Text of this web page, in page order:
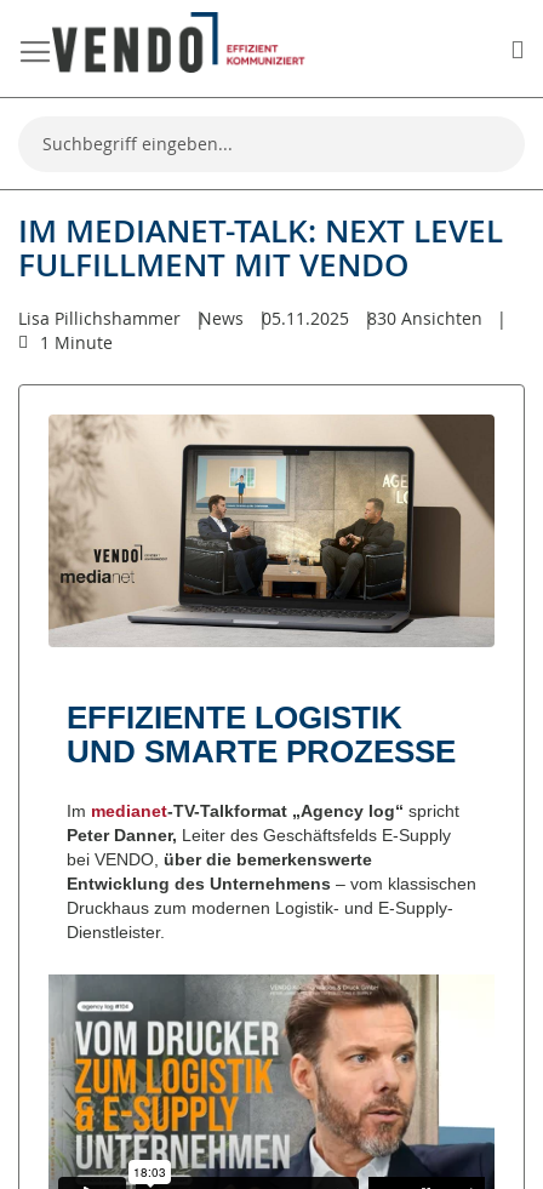
Suche
IM MEDIANET-TALK: NEXT LEVEL
FULFILLMENT MIT VENDO
Lisa Pillichshammer News 05.11.2025 830 Ansichten
1 Minute
EFFIZIENTE LOGISTIK
UND SMARTE PROZESSE
Im medianet-TV-Talkformat „Agency log“ spricht
Peter Danner, Leiter des Geschäftsfelds E-Supply
bei VENDO, über die bemerkenswerte
Entwicklung des Unternehmens – vom klassischen
Druckhaus zum modernen Logistik- und E-Supply-
Dienstleister.